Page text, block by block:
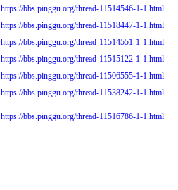
https://bbs.pinggu.org/thread-11514546-1-1.html
https://bbs.pinggu.org/thread-11518447-1-1.html
https://bbs.pinggu.org/thread-11514551-1-1.html
https://bbs.pinggu.org/thread-11515122-1-1.html
https://bbs.pinggu.org/thread-11506555-1-1.html
https://bbs.pinggu.org/thread-11538242-1-1.html
https://bbs.pinggu.org/thread-11516786-1-1.html